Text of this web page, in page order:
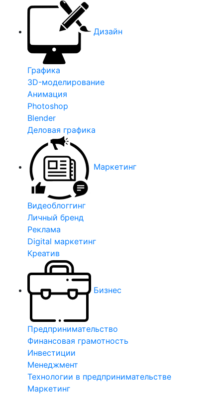
Дизайн
Графика
3D-моделирование
Анимация
Photoshop
Blender
Деловая графика
Маркетинг
Видеоблоггинг
Личный бренд
Реклама
Digital маркетинг
Креатив
Бизнес
Предпринимательство
Финансовая грамотность
Инвестиции
Менеджмент
Технологии в предпринимательстве
Маркетинг